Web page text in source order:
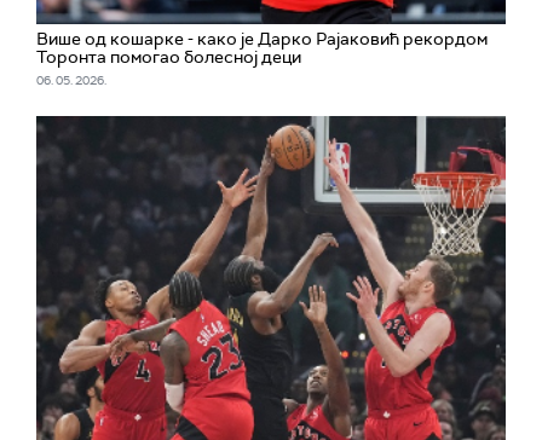
Више од кошарке - како је Дарко Рајаковић рекордом
Торонта помогао болесној деци
06. 05. 2026.